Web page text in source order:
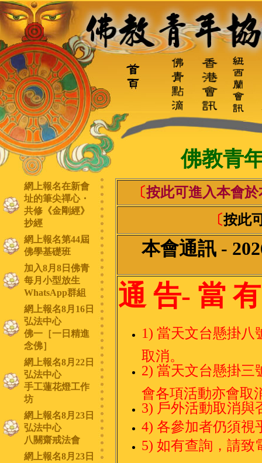
佛教青
網上報名在新會
址的筆尖禪心・
共修《金剛經》
抄經
網上報名第44屆
佛學基礎班
加入8月8日佛青
每月小型放生
WhatsApp群組
網上報名8月16日
弘法中心
佛一［一日精進
念佛］
網上報名8月22日
弘法中心
手工蓮花燈工作
坊
網上報名8月23日
弘法中心
八關齋戒法會
網上報名8月23日
〔按此可進入本會
〔按此
本會通訊 -
通 告- 當
1) 當天文台懸掛八
取消。
2) 當天文台懸掛三
會各項活動亦會取
3) 戶外活動取消與
4) 各參加者仍須視
5) 如有查詢，請致